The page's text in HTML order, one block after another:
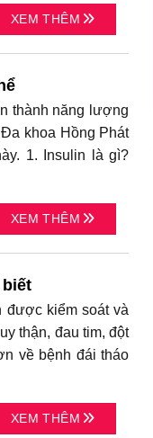
XEM THÊM
thành năng lượng
khoa Hồng Phát
1. Insulin là gì?
XEM THÊM
được kiểm soát và
thận, đau tim, đột
về bệnh đái tháo
XEM THÊM